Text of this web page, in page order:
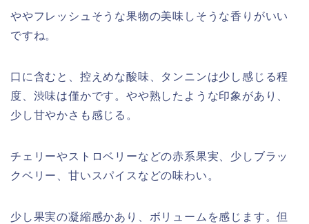
ややフレッシュそうな果物の美味しそうな香りがいい
ですね。
口に含むと、控えめな酸味、タンニンは少し感じる程
度、渋味は僅かです。やや熟したような印象があり、
少し甘やかさも感じる。
チェリーやストロベリーなどの赤系果実、少しブラッ
クベリー、甘いスパイスなどの味わい。
少し果実の凝縮感かあり、ボリュームを感じます。但